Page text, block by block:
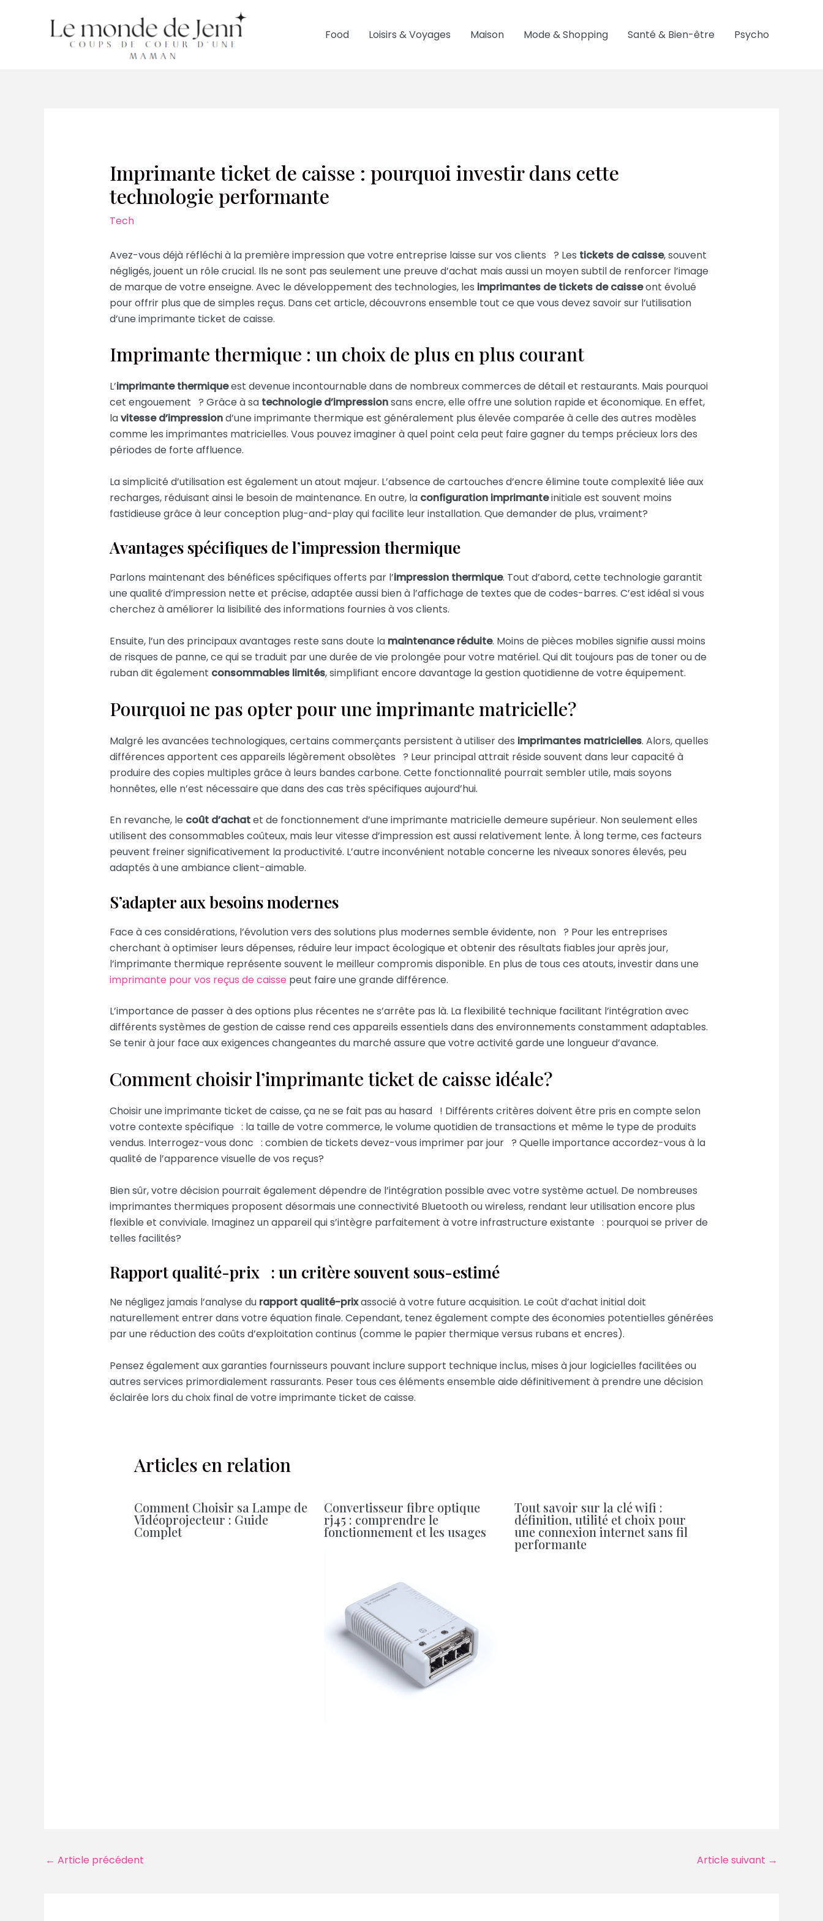
Food Loisirs & Voyages Maison Mode & Shopping Santé & Bien-être Psycho
Imprimante ticket de caisse : pourquoi investir dans cette
technologie performante
Tech
Avez-vous déjà réfléchi à la première impression que votre entreprise laisse sur vos clients ? Les tickets de caisse, souvent
négligés, jouent un rôle crucial. Ils ne sont pas seulement une preuve d’achat mais aussi un moyen subtil de renforcer l’image
de marque de votre enseigne. Avec le développement des technologies, les imprimantes de tickets de caisseont évolué
pour offrir plus que de simples reçus. Dans cet article, découvrons ensemble tout ce que vous devez savoir sur l’utilisation
d’une imprimante ticket de caisse.
Imprimante thermique : un choix de plus en plus courant
L’imprimante thermiqueest devenue incontournable dans de nombreux commerces de détail et restaurants. Mais pourquoi
cet engouement ? Grâce à sa technologie d’impressionsans encre, elle offre une solution rapide et économique. En effet,
lavitesse d’impressiond’une imprimante thermique est généralement plus élevée comparée à celle des autres modèles
comme les imprimantes matricielles. Vous pouvez imaginer à quel point cela peut faire gagner du temps précieux lors des
périodes de forte affluence.
La simplicité d’utilisation est également un atout majeur. L’absence de cartouches d’encre élimine toute complexité liée aux
recharges, réduisant ainsi le besoin de maintenance. En outre, la configuration imprimanteinitiale est souvent moins
fastidieuse grâce à leur conception plug-and-play qui facilite leur installation. Que demander de plus, vraiment?
Avantages spécifiques de l’impression thermique
Parlons maintenant des bénéfices spécifiques offerts par l’impression thermique. Tout d’abord, cette technologie garantit
une qualité d’impression nette et précise, adaptée aussi bien à l’affichage de textes que de codes-barres. C’est idéal si vous
cherchez à améliorer la lisibilité des informations fournies à vos clients.
Ensuite, l’un des principaux avantages reste sans doute la maintenance réduite. Moins de pièces mobiles signifie aussi moins
de risques de panne, ce qui se traduit par une durée de vie prolongée pour votre matériel. Qui dit toujours pas de toner ou de
ruban dit également consommables limités, simplifiant encore davantage la gestion quotidienne de votre équipement.
Pourquoi ne pas opter pour une imprimante matricielle?
Malgré les avancées technologiques, certains commerçants persistent à utiliser des imprimantes matricielles. Alors, quelles
différences apportent ces appareils légèrement obsolètes ? Leur principal attrait réside souvent dans leur capacité à
produire des copies multiples grâce à leurs bandes carbone. Cette fonctionnalité pourrait sembler utile, mais soyons
honnêtes, elle n’est nécessaire que dans des cas très spécifiques aujourd’hui.
En revanche, le coût d’achatet de fonctionnement d’une imprimante matricielle demeure supérieur. Non seulement elles
utilisent des consommables coûteux, mais leur vitesse d’impression est aussi relativement lente. À long terme, ces facteurs
peuvent freiner significativement la productivité. L’autre inconvénient notable concerne les niveaux sonores élevés, peu
adaptés à une ambiance client-aimable.
S’adapter aux besoins modernes
Face à ces considérations, l’évolution vers des solutions plus modernes semble évidente, non ? Pour les entreprises
cherchant à optimiser leurs dépenses, réduire leur impact écologique et obtenir des résultats fiables jour après jour,
l’imprimante thermique représente souvent le meilleur compromis disponible. En plus de tous ces atouts, investir dans une
imprimante pour vos reçus de caisse peut faire une grande différence.
L’importance de passer à des options plus récentes ne s’arrête pas là. La flexibilité technique facilitant l’intégration avec
différents systèmes de gestion de caisse rend ces appareils essentiels dans des environnements constamment adaptables.
Se tenir à jour face aux exigences changeantes du marché assure que votre activité garde une longueur d’avance.
Comment choisir l’imprimante ticket de caisse idéale?
Choisir une imprimante ticket de caisse, ça ne se fait pas au hasard ! Différents critères doivent être pris en compte selon
votre contexte spécifique : la taille de votre commerce, le volume quotidien de transactions et même le type de produits
vendus. Interrogez-vous donc : combien de tickets devez-vous imprimer par jour ? Quelle importance accordez-vous à la
qualité de l’apparence visuelle de vos reçus?
Bien sûr, votre décision pourrait également dépendre de l’intégration possible avec votre système actuel. De nombreuses
imprimantes thermiques proposent désormais une connectivité Bluetooth ou wireless, rendant leur utilisation encore plus
flexible et conviviale. Imaginez un appareil qui s’intègre parfaitement à votre infrastructure existante : pourquoi se priver de
telles facilités?
Rapport qualité-prix : un critère souvent sous-estimé
Ne négligez jamais l’analyse du rapport qualité-prixassocié à votre future acquisition. Le coût d’achat initial doit
naturellement entrer dans votre équation finale. Cependant, tenez également compte des économies potentielles générées
par une réduction des coûts d’exploitation continus (comme le papier thermique versus rubans et encres).
Pensez également aux garanties fournisseurs pouvant inclure support technique inclus, mises à jour logicielles facilitées ou
autres services primordialement rassurants. Peser tous ces éléments ensemble aide définitivement à prendre une décision
éclairée lors du choix final de votre imprimante ticket de caisse.
Articles en relation
Comment Choisir sa Lampe de
Vidéoprojecteur : Guide
Complet
Convertisseur fibre optique
rj45 : comprendre le
fonctionnement et les usages
Tout savoir sur la clé wifi :
définition, utilité et choix pour
une connexion internet sans fil
performante
Navigation
← Article précédent Article suivant →